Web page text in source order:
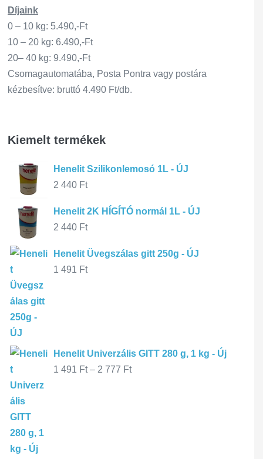
Díjaink
0 – 10 kg: 5.490,-Ft
10 – 20 kg: 6.490,-Ft
20– 40 kg: 9.490,-Ft
Csomagautomatába, Posta Pontra vagy postára
kézbesítve: bruttó 4.490 Ft/db.
Kiemelt termékek
Henelit Szilikonlemosó 1L - ÚJ
2 440 Ft
Henelit 2K HÍGÍTÓ normál 1L - ÚJ
2 440 Ft
Henelit Üvegszálas gitt 250g - ÚJ
1 491 Ft
Henelit Univerzális GITT 280 g, 1 kg - Új
1 491 Ft – 2 777 Ft